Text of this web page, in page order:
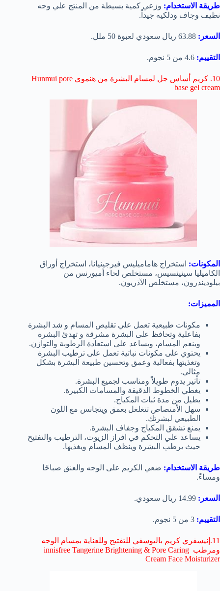
طريقة الاستخدام: وزعي كمية بسيطة من المنتج علي وجه
نظيف وجاف ودلكيه جيداً.
السعر:
التقييم: 4.6 من 5 نجوم.
10. كريم أساس جل لمسام البشرة من هنموي Hunmui pore
base gel cream
المكونات: استخراج هاماميليس فيرجينيانا، استخراج أوراق
الكاميليا سينينسيس، مستخلص لحاء أميورنس من
بيلوديندرون، مستخلص الآذريون.
المميزات:
مكونات طبيعية تعمل علي تقليص المسام و شد البشرة
بفاعلية وتحافظ على البشرة مشرقة و تهدئ البشرة
وينعم المسام، ويساعد على استعادة الرطوبة والتوازن.
يحتوي على مكونات نباتية تعمل على ترطيب البشرة
وتغذيتها بفعالية وعمق وتحسين طبيعة البشرة بشكل
مثالي.
تأثير يدوم طويلاًومناسب لجميع البشرة.
يغطي الخطوط الدقيقة والمسامات الكبيرة.
يطيل من مدة ثبات المكياج.
سهل الأمتصاص تتغلغل بعمق ويتجانس مع اللون
الطبيعي لبشرتك.
يمنع تشقق المكياج وجفاف البشرة.
يساعد علي التحكم في افراز الزيوت، الترطيب والتفتيح
حيث يرطب البشرة وينظف المسام ويغذيها.
طريقة الاستخدام: ضعي الكريم على الوجه والعنق صباحًا
ومساءً.
السعر: 14.99 ريال سعودي.
التقييم: 3 من 5 نجوم.
11.إنيسفري كريم باليوسفي للتفتيح وللعناية بمسام الوجه
ومرطب innisfree Tangerine Brightening & Pore Caring
Cream Face Moisturizer